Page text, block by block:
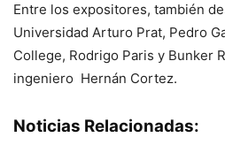
Entre los expositores, también
Universidad Arturo Prat, Pedro
College, Rodrigo Paris y Bunker
ingeniero Hernán Cortez.
Noticias Relacionadas: